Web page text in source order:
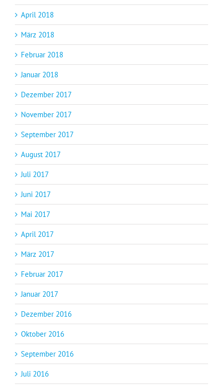
April 2018
März 2018
Februar 2018
Januar 2018
Dezember 2017
November 2017
September 2017
August 2017
Juli 2017
Juni 2017
Mai 2017
April 2017
März 2017
Februar 2017
Januar 2017
Dezember 2016
Oktober 2016
September 2016
Juli 2016